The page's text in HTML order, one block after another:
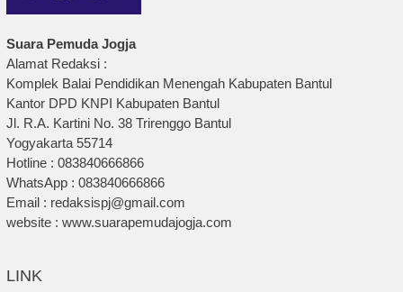
Suara Pemuda Jogja
Alamat Redaksi :
Komplek Balai Pendidikan Menengah Kabupaten Bantul
Kantor DPD KNPI Kabupaten Bantul
Jl. R.A. Kartini No. 38 Trirenggo Bantul
Yogyakarta 55714
Hotline : 083840666866
WhatsApp : 083840666866
Email : redaksispj@gmail.com
website : www.suarapemudajogja.com
LINK